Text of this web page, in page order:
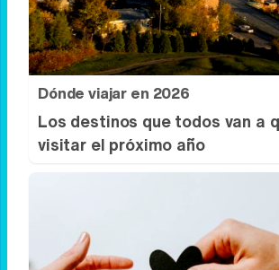
¿Te sientes cansado sin
señales lo explican